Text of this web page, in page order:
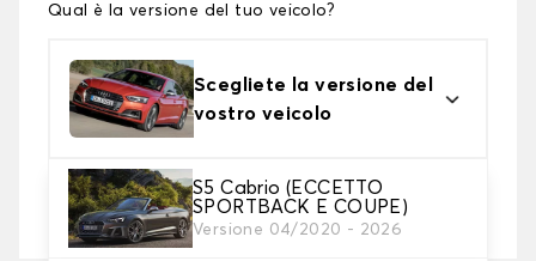
Qual è la versione del tuo veicolo?
Scegliete la versione del
vostro veicolo
S5 Cabrio (ECCETTO
SPORTBACK E COUPE)
Versione 04/2020 - 2026
2. Livello di protezione
Scegli il telo protettivo adatto alle tue esigenze